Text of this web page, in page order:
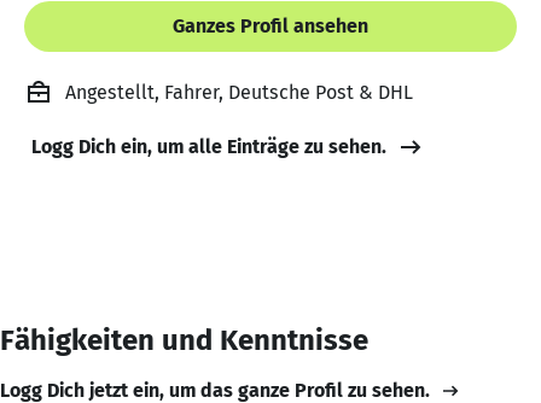
Ganzes Profil ansehen
Angestellt, Fahrer, Deutsche Post & DHL
Logg Dich ein, um alle Einträge zu sehen.
Fähigkeiten und Kenntnisse
Logg Dich jetzt ein, um das ganze Profil zu sehen.